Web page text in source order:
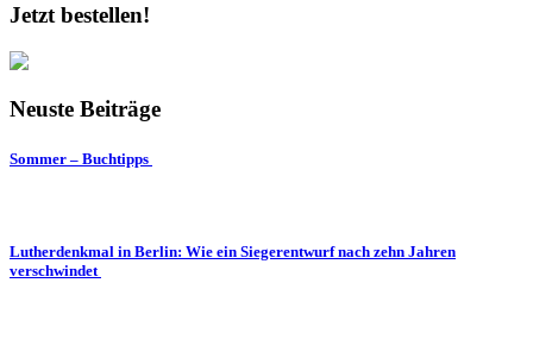
Jetzt bestellen!
Neuste Beiträge
Sommer – Buchtipps
Lutherdenkmal in Berlin: Wie ein Siegerentwurf nach zehn Jahren
verschwindet